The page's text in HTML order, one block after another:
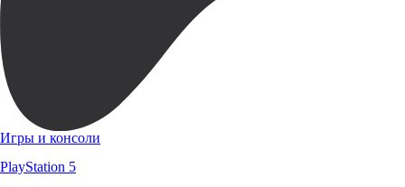
Игры и консоли
PlayStation 5